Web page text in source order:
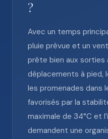
?
Avec un temps
pluie prévue et un
prête bien aux sorties
déplacements à pied,
les promenades dans
favorisés par la
maximale de 34°C et
demandent une